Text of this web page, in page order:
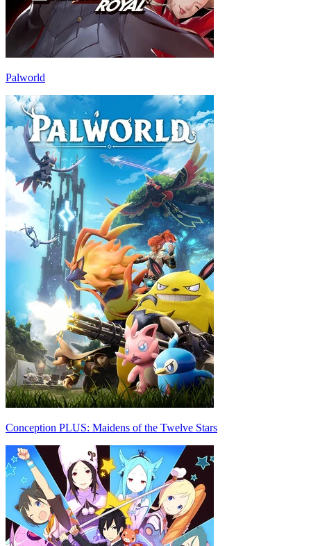
Palworld
Conception PLUS: Maidens of the Twelve Stars